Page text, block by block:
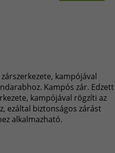
kampójával
Kampós zár. Edzett
kampójával rögzíti az
ezáltal biztonságos zárást
alkalmazható.